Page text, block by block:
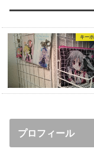
キー
プロフィール